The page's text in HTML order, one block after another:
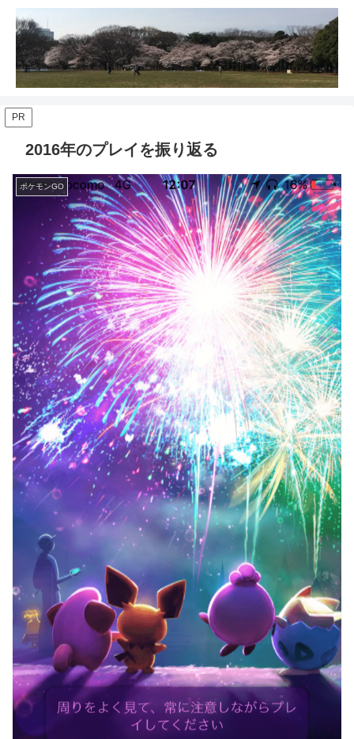
PR
2016年のプレイを振り返る
ポケモンGO